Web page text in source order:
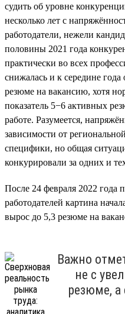
судить об уровне
несколько лет с
работодатели, нежели
половины 2021 года
практически во всех
снижалась и к середине года
резюме на вакансию, хотя
показатель 5−6 активных
работе. Разумеется,
зависимости от
специфики, но общая
конкурировали за одних и
После 24 февраля 2022 года
работодателей картина
вырос до 5,3 резюме на
Важно
не с
резюме,